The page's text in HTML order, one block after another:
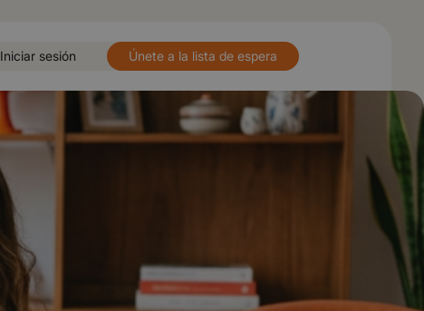
Iniciar sesión Únete a la lista de espera